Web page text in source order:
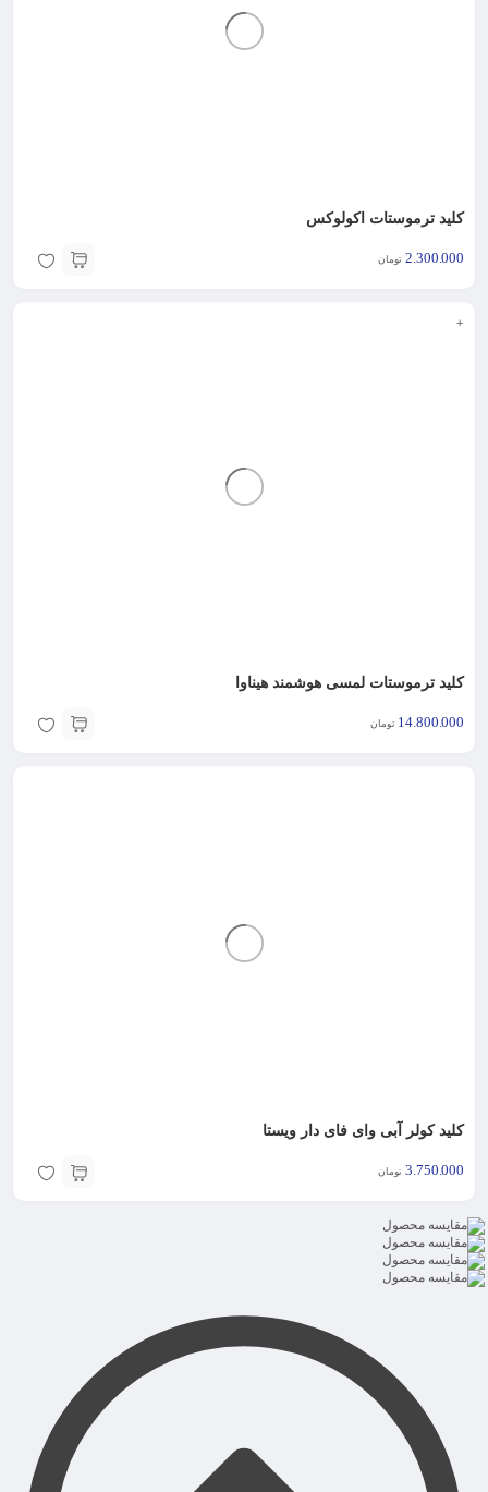
کلید ترموستات اکولوکس
2.300.000 تومان
+
کلید ترموستات لمسی هوشمند هیناوا
14.800.000 تومان
کلید کولر آبی وای فای دار ویستا
3.750.000 تومان